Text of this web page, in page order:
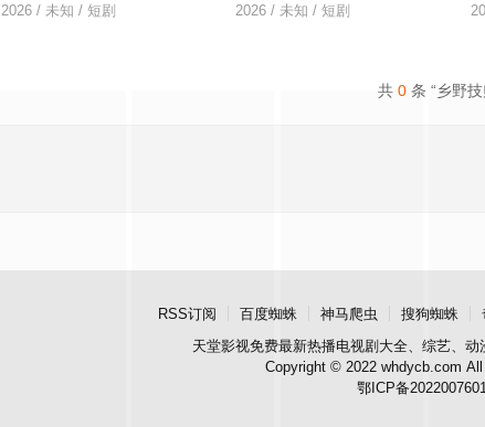
2026 / 未知 / 短剧 2026 / 未知 / 短剧
共 0 条 “乡野
RSS订阅 百度蜘蛛 神马爬虫 搜狗蜘蛛
天堂影视免费最新热播电视剧大全、综艺、
Copyright © 2022 whdycb.com
鄂ICP备